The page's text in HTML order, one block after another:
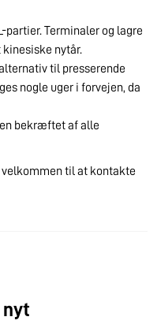
partier. Terminaler og lagre
kinesiske nytår.
til presserende
nogle uger i forvejen, da
bekræftet af alle
velkommen til at kontakte
nyt